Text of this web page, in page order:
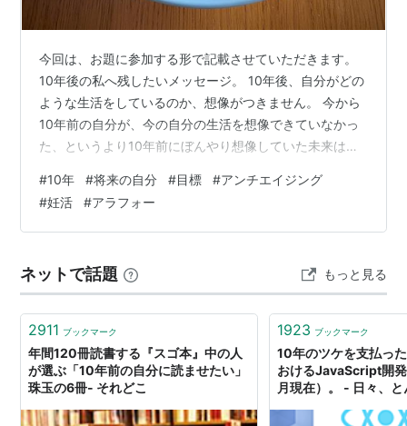
今回は、お題に参加する形で記載させていただきます。
10年後の私へ残したいメッセージ。 10年後、自分がどの
ような生活をしているのか、想像がつきません。 今から
10年前の自分が、今の自分の生活を想像できていなかっ
た、というより10年前にぼんやり想像していた未来は、
この10年の生活の結果が今の自分を作り上げたことは紛
れもない事実です。 そこで、この先10年をどう生きるか
をこの機会に考えてみようと思います。 まずは自分の人
てみようと思います。 0〜10歳ごろ： 想像的なことが好
きだった。ごっこ遊…
#10年 #将来の自分 #目標 #アンチエイジング
#妊活 #アラフォー
ネットで話題 もっと見る
2911 ブックマーク
年間120冊読書する『スゴ本』中の人
が選ぶ「10年前の自分に読ませたい」
珠玉の6冊- それどこ
1923 ブックマーク
10年のツケを支払っ
おけるJavaScript開
月現在）。 - 日々、